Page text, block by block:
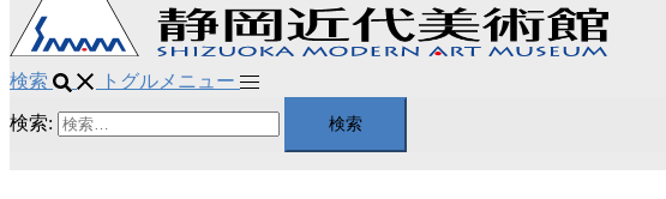
検索 トグルメニュー
検索: